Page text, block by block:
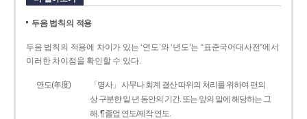
두음 법칙의 적용
두음 법칙의 적용에 차이가 있는 ‘연도’와 ‘년도’는 “표준국어대사전”에서
이러한 차이점을 확인할 수 있다.
연도(年度)
「명사」 사무나 회계 결산 따위의 처리를 위하여 편의
상 구분한 일 년 동안의 기간. 또는 앞의 말에 해당하는 그
해. ¶ 졸업 연도/제작 연도.